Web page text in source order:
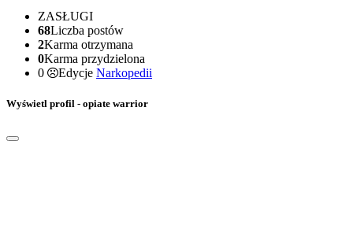
ZASŁUGI
68Liczba postów
2Karma otrzymana
0Karma przydzielona
0
Edycje Narkopedii
Wyświetl profil - opiate warrior